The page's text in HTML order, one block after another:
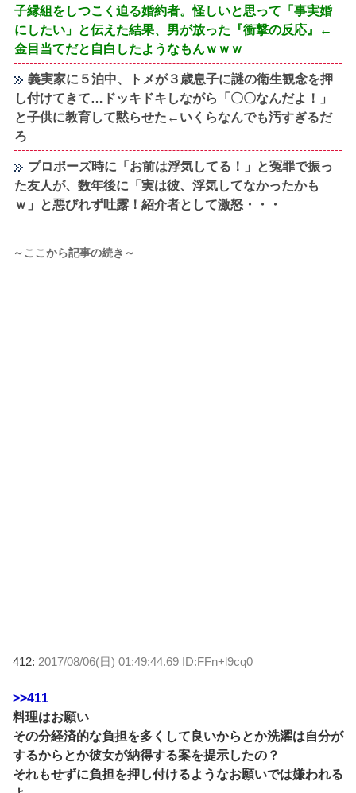
子縁組をしつこく迫る婚約者。怪しいと思って「事実婚
にしたい」と伝えた結果、男が放った『衝撃の反応』←
金目当てだと自白したようなもんｗｗｗ
義実家に５泊中、トメが３歳息子に謎の衛生観念を押
し付けてきて…ドッキドキしながら「〇〇なんだよ！」
と子供に教育して黙らせた←いくらなんでも汚すぎるだ
ろ
プロポーズ時に「お前は浮気してる！」と冤罪で振っ
た友人が、数年後に「実は彼、浮気してなかったかも
ｗ」と悪びれず吐露！紹介者として激怒・・・
～ここから記事の続き～
412: 2017/08/06(日) 01:49:44.69 ID:FFn+l9cq0
>>411
料理はお願い
その分経済的な負担を多くして良いからとか洗濯は自分が
するからとか彼女が納得する案を提示したの？
それもせずに負担を押し付けるようなお願いでは嫌われる